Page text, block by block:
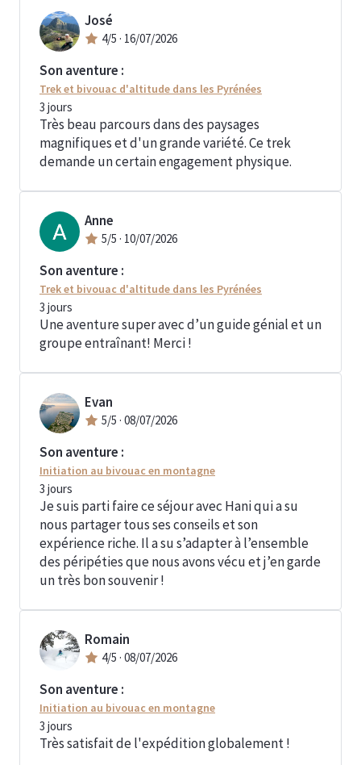
José
4/5 · 16/07/2026
Son aventure :
Trek et bivouac d'altitude dans les Pyrénées
3 jours
Très beau parcours dans des paysages
magnifiques et d'un grande variété. Ce trek
demande un certain engagement physique.
Anne
5/5 · 10/07/2026
Son aventure :
Trek et bivouac d'altitude dans les Pyrénées
3 jours
Une aventure super avec d’un guide génial et un
groupe entraînant! Merci !
Evan
5/5 · 08/07/2026
Son aventure :
Initiation au bivouac en montagne
3 jours
Je suis parti faire ce séjour avec Hani qui a su
nous partager tous ses conseils et son
expérience riche. Il a su s’adapter à l’ensemble
des péripéties que nous avons vécu et j’en garde
un très bon souvenir !
Romain
4/5 · 08/07/2026
Son aventure :
Initiation au bivouac en montagne
3 jours
Très satisfait de l'expédition globalement !